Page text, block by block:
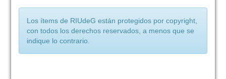
Los ítems de RIUdeG están protegidos por copyright,
con todos los derechos reservados, a menos que se
indique lo contrario.